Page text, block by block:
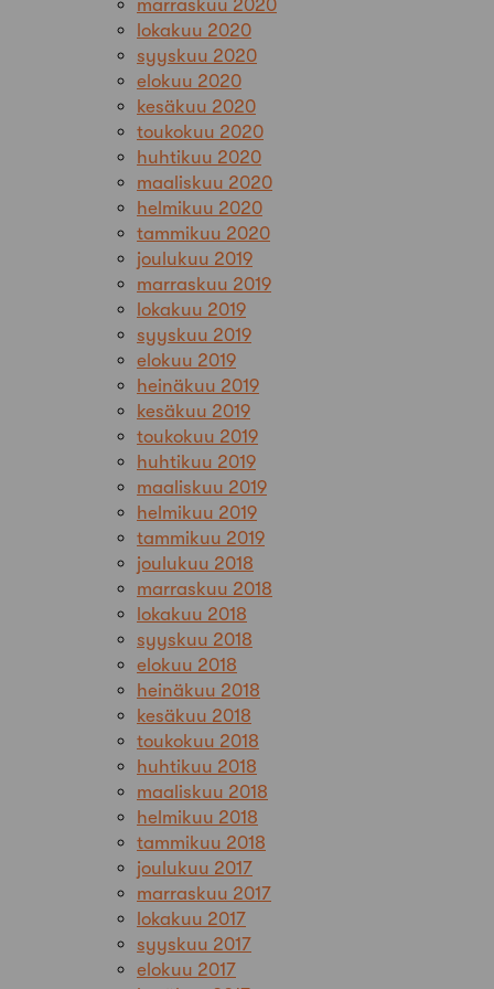
marraskuu 2020
lokakuu 2020
syyskuu 2020
elokuu 2020
kesäkuu 2020
toukokuu 2020
huhtikuu 2020
maaliskuu 2020
helmikuu 2020
tammikuu 2020
joulukuu 2019
marraskuu 2019
lokakuu 2019
syyskuu 2019
elokuu 2019
heinäkuu 2019
kesäkuu 2019
toukokuu 2019
huhtikuu 2019
maaliskuu 2019
helmikuu 2019
tammikuu 2019
joulukuu 2018
marraskuu 2018
lokakuu 2018
syyskuu 2018
elokuu 2018
heinäkuu 2018
kesäkuu 2018
toukokuu 2018
huhtikuu 2018
maaliskuu 2018
helmikuu 2018
tammikuu 2018
joulukuu 2017
marraskuu 2017
lokakuu 2017
syyskuu 2017
elokuu 2017